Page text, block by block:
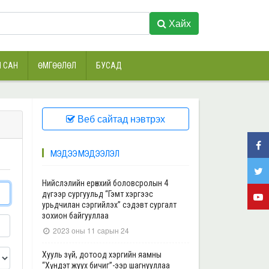
Хайх
САН ӨМГӨӨЛӨЛ БУСАД
Веб сайтад нэвтрэх
МЭДЭЭ МЭДЭЭЛЭЛ
Нийслэлийн ерөнхий боловсролын 4
дүгээр сургуульд “Гэмт хэргээс
урьдчилан сэргийлэх” сэдэвт сургалт
зохион байгууллаа
2023 оны 11 сарын 24
Хууль зүй, дотоод хэргийн яамны
“Хүндэт жуух бичиг”-ээр шагнууллаа